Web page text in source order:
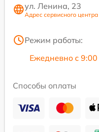
ул. Ленина, 23
Адрес сервисного
Режим работы:
Ежедневно с
Способы оплаты